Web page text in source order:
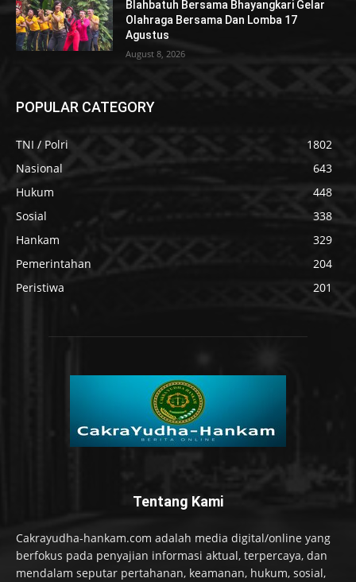
Blahbatuh Bersama Bhayangkari Gelar
Olahraga Bersama Dan Lomba 17
Agustus
August 8, 2026
POPULAR CATEGORY
TNI / Polri
1802
Nasional
643
Hukum
448
Sosial
338
Hankam
329
Pemerintahan
204
Peristiwa
201
Tentang Kami
Cakrayudha-hankam.com adalah media digital/online yang
berfokus pada penyajian informasi aktual, terpercaya, dan
mendalam seputar pertahanan, keamanan, hukum, sosial,